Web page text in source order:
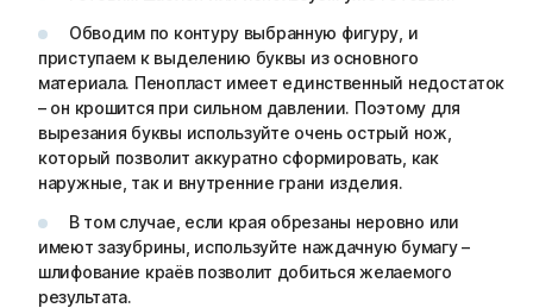
Обводим по контуру выбранную фигуру, и
приступаем к выделению буквы из основного
материала. Пенопласт имеет единственный недостаток
– он крошится при сильном давлении. Поэтому для
вырезания буквы используйте очень острый нож,
который позволит аккуратно сформировать, как
наружные, так и внутренние грани изделия.
В том случае, если края обрезаны неровно или
имеют зазубрины, используйте наждачную бумагу –
шлифование краёв позволит добиться желаемого
результата.